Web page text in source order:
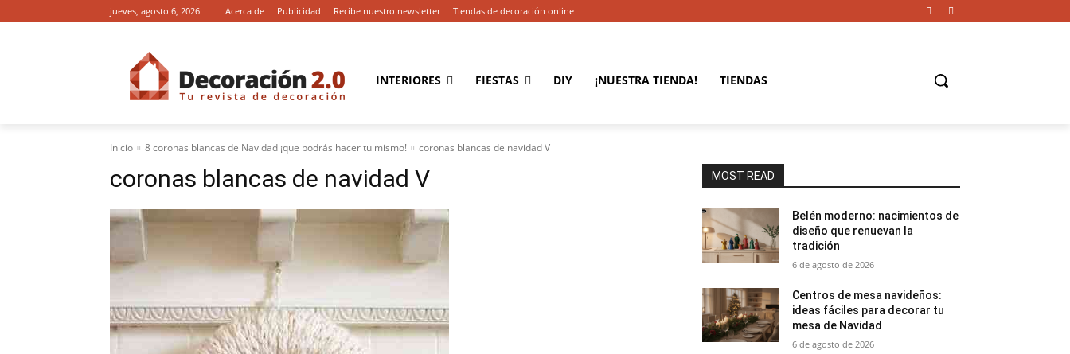
jueves, agosto 6, 2026 Acerca de Publicidad Recibe nuestro newsletter Tiendas de decoración online
INTERIORES FIESTAS DIY ¡NUESTRA TIENDA! TIENDAS
Inicio 8 coronas blancas de Navidad ¡que podrás hacer tu mismo! coronas blancas de navidad V
coronas blancas de navidad V MOST READ
Belén moderno: nacimientos de
diseño que renuevan la
tradición
6 de agosto de 2026
Centros de mesa navideños:
ideas fáciles para decorar tu
mesa de Navidad
6 de agosto de 2026